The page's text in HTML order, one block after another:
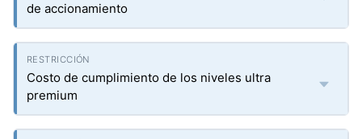
de accionamiento
Costo de cumplimiento de los niveles ultra
premium